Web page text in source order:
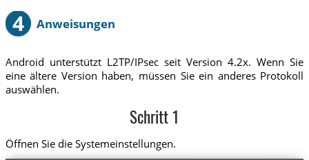
4 Anweisungen
Android unterstützt L2TP/IPsec seit Version 4.2x. Wenn Sie
eine ältere Version haben, müssen Sie ein anderes Protokoll
auswählen.
Schritt 1
Öffnen Sie die Systemeinstellungen.